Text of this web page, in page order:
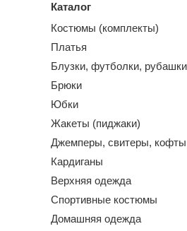
Каталог
Костюмы (комплекты)
Платья
Блузки, футболки,
Брюки
Юбки
Жакеты (пиджаки)
Джемперы, свитеры,
Кардиганы
Верхняя одежда
Спортивные костюмы
Домашняя одежда